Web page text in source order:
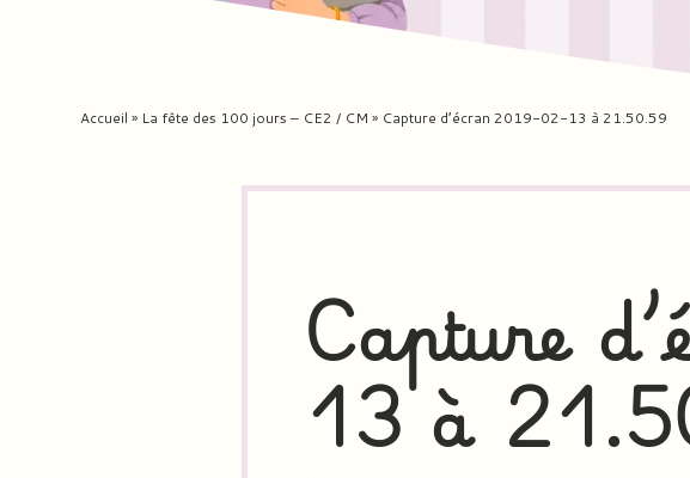
Accueil » La fête des 100 jours – CE2 / CM » Capture d’écran 2019-02-13 à 21.50.59
Capture
13 à